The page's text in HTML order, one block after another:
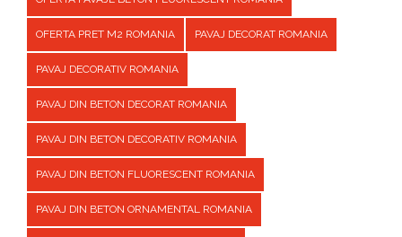
OFERTA PRET M2 ROMANIA PAVAJ DECORAT ROMANIA
PAVAJ DECORATIV ROMANIA
PAVAJ DIN BETON DECORAT ROMANIA
PAVAJ DIN BETON DECORATIV ROMANIA
PAVAJ DIN BETON FLUORESCENT ROMANIA
PAVAJ DIN BETON ORNAMENTAL ROMANIA